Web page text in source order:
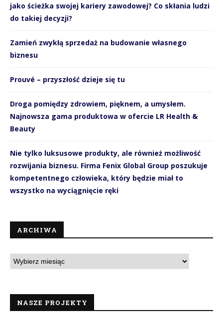
jako ścieżka swojej kariery zawodowej? Co skłania ludzi
do takiej decyzji?
Zamień zwykłą sprzedaż na budowanie własnego
biznesu
Prouvé – przyszłość dzieje się tu
Droga pomiędzy zdrowiem, pięknem, a umysłem.
Najnowsza gama produktowa w ofercie LR Health &
Beauty
Nie tylko luksusowe produkty, ale również możliwość
rozwijania biznesu. Firma Fenix Global Group poszukuje
kompetentnego człowieka, który będzie miał to
wszystko na wyciągnięcie ręki
ARCHIWA
NASZE PROJEKTY